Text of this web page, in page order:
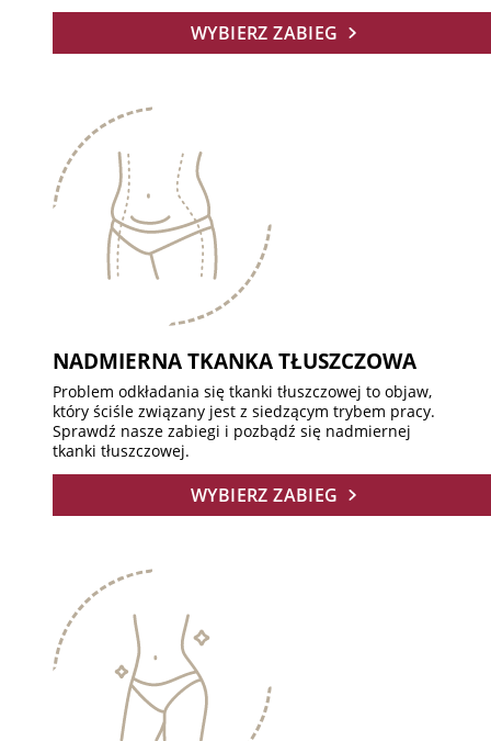
WYBIERZ ZABIEG
NADMIERNA TKANKA TŁUSZCZOWA
Problem odkładania się tkanki tłuszczowej to objaw,
który ściśle związany jest z siedzącym trybem pracy.
Sprawdź nasze zabiegi i pozbądź się nadmiernej
tkanki tłuszczowej.
WYBIERZ ZABIEG